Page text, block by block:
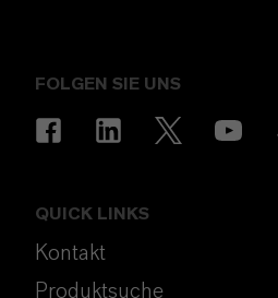
FOLGEN SIE UNS
QUICK LINKS
Kontakt
Produktsuche